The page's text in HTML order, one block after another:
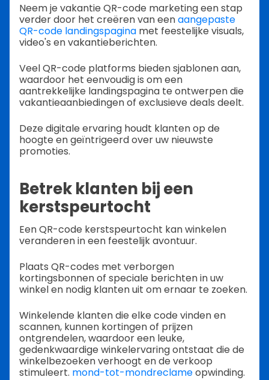
Neem je vakantie QR-code marketing een stap
verder door het creëren van eenaangepaste
QR-code landingspagina met feestelijke visuals,
video's en vakantieberichten.
Veel QR-code platforms bieden sjablonen aan,
waardoor het eenvoudig is om een
aantrekkelijke landingspagina te ontwerpen die
vakantieaanbiedingen of exclusieve deals deelt.
Deze digitale ervaring houdt klanten op de
hoogte en geïntrigeerd over uw nieuwste
promoties.
Betrek klanten bij een
kerstspeurtocht
Een QR-code kerstspeurtocht kan winkelen
veranderen in een feestelijk avontuur.
Plaats QR-codes met verborgen
kortingsbonnen of speciale berichten in uw
winkel en nodig klanten uit om ernaar te zoeken.
Winkelende klanten die elke code vinden en
scannen, kunnen kortingen of prijzen
ontgrendelen, waardoor een leuke,
gedenkwaardige winkelervaring ontstaat die de
winkelbezoeken verhoogt en de verkoop
stimuleert. mond-tot-mondreclameopwinding.